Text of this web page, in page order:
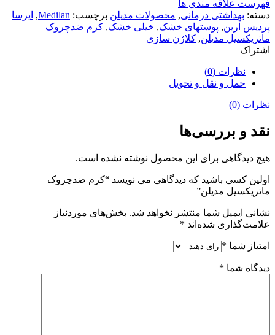
فهرست علاقه مندی ها
دسته: بهداشتی درمانی, محصولات مدیلن برچسب: Medilan
, ایرسا
پردیس آرین, پوستهای خشک, خیلی خشک, کرم ضدچروک
ماتریکسیل مدیلن, کلاژن سازی
اشتراک
نظرات (0)
حمل و نقل و تحویل
نظرات (0)
نقد و بررسی‌ها
هیچ دیدگاهی برای این محصول نوشته نشده است.
اولین کسی باشید که دیدگاهی می نویسد “کرم ضدچروک
ماتریکسیل مدیلن”
نشانی ایمیل شما منتشر نخواهد شد. بخش‌های موردنیاز
علامت‌گذاری شده‌اند *
امتیاز شما *
دیدگاه شما *